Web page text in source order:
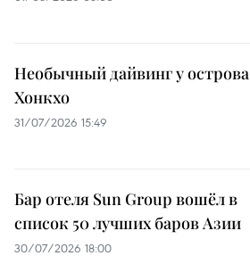
Необычный дайвинг у острова
Хонкхо
31/07/2026 15:49
Бар отеля Sun Group вошёл в
список 50 лучших баров Азии
30/07/2026 18:00